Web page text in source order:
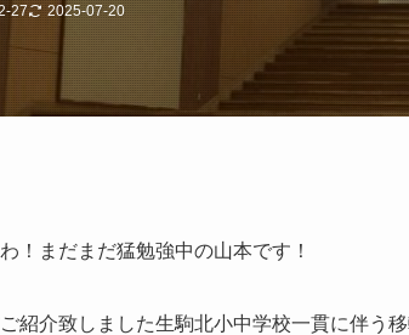
27 2025-07-20
！まだまだ猛勉強中の山本です！
紹介致しました生駒北小中学校一貫に伴う